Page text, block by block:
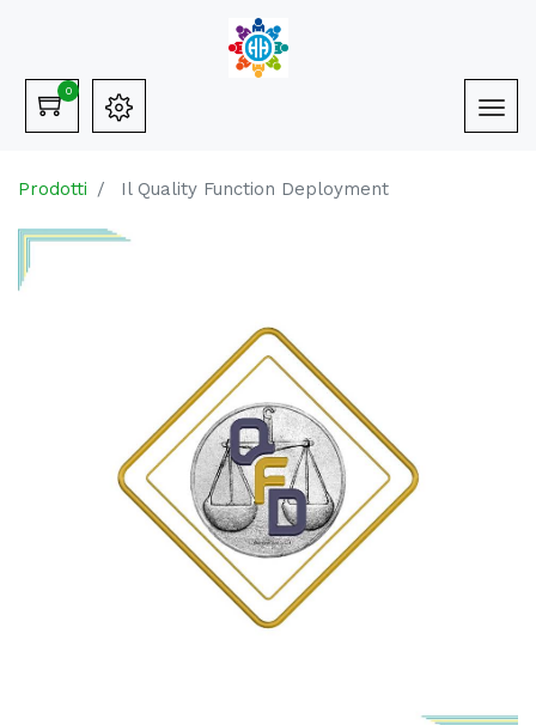
0
Prodotti Il Quality Function Deployment